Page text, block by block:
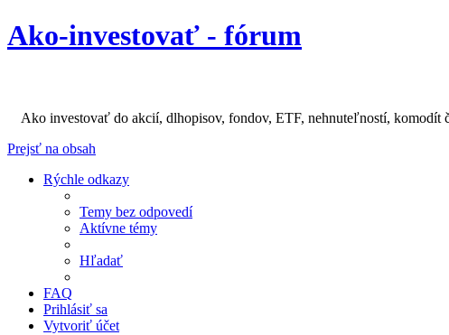
Ako-investovať - fórum
Ako investovať do akcií, dlhopisov, fondov, ETF, nehnuteľností, komodít
Prejsť na obsah
Rýchle odkazy
Temy bez odpovedí
Aktívne témy
Hľadať
FAQ
Prihlásiť sa
Vytvoriť účet